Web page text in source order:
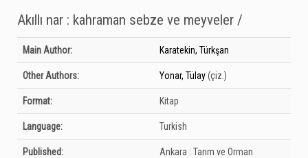
Akıllı nar : kahraman sebze ve meyveler /
Bibliographic Details
Main Author: Karatekin, Türkşan
Other Authors: Yonar, Tülay(çiz.)
Format: Kitap
Language: Turkish
Published: Ankara : Tarım ve Orman